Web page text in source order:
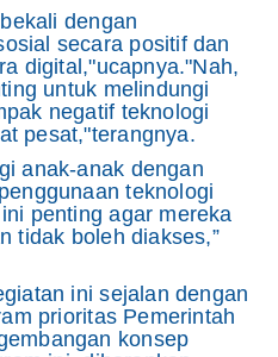
dengan
secara positif dan
digital,"ucapnya."Nah,
untuk melindungi
negatif teknologi
pesat,"terangnya.
anak-anak dengan
teknologi
penting agar mereka
tidak boleh diakses,”
ini sejalan dengan
prioritas Pemerintah
konsep